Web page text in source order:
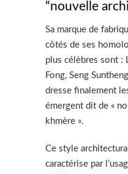
“nouvelle
Sa marque de
côtés de ses
plus célèbres sont :
Fong, Seng
dresse finalement
émergent dit de «
khmère ».
Ce style
caractérise par